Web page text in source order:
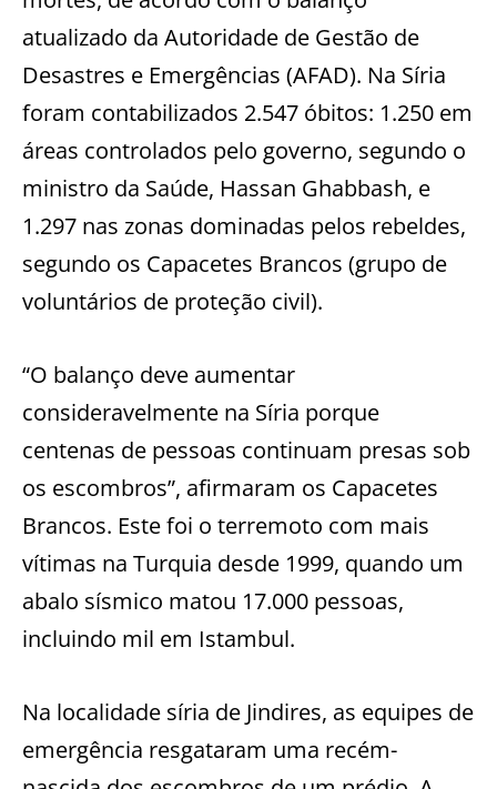
atualizado da Autoridade de Gestão de
Desastres e Emergências (AFAD). Na Síria
foram contabilizados 2.547 óbitos: 1.250 em
áreas controlados pelo governo, segundo o
ministro da Saúde, Hassan Ghabbash, e
1.297 nas zonas dominadas pelos rebeldes,
segundo os Capacetes Brancos (grupo de
voluntários de proteção civil).
“O balanço deve aumentar
consideravelmente na Síria porque
centenas de pessoas continuam presas sob
os escombros”, afirmaram os Capacetes
Brancos. Este foi o terremoto com mais
vítimas na Turquia desde 1999, quando um
abalo sísmico matou 17.000 pessoas,
incluindo mil em Istambul.
Na localidade síria de Jindires, as equipes de
emergência resgataram uma recém-